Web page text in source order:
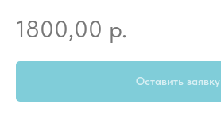
1800,00 р.
Оставить заявку